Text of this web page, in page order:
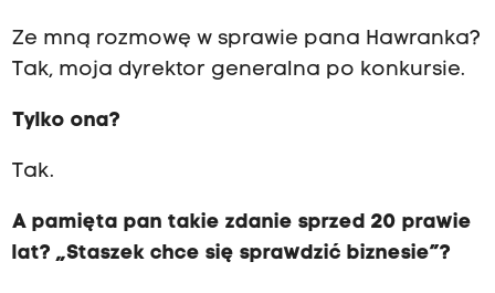
Ze mną rozmowę w sprawie pana Hawranka?
Tak, moja dyrektor generalna po konkursie.
Tylko ona?
Tak.
A pamięta pan takie zdanie sprzed 20 prawie
lat? „Staszek chce się sprawdzić biznesie”?